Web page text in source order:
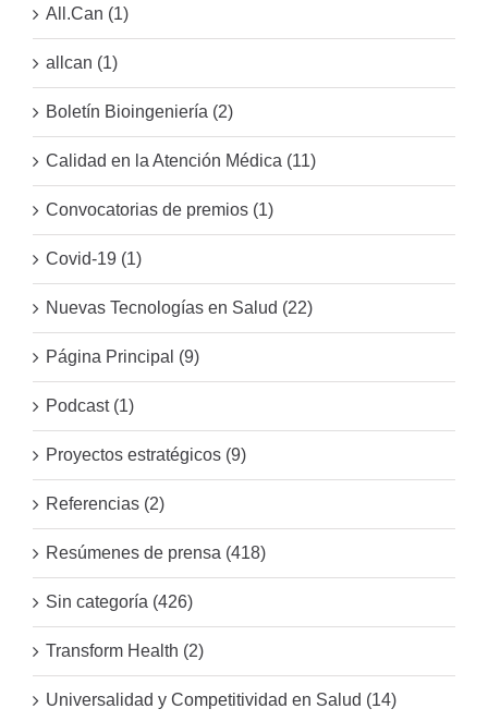
All.Can (1)
allcan (1)
Boletín Bioingeniería (2)
Calidad en la Atención Médica (11)
Convocatorias de premios (1)
Covid-19 (1)
Nuevas Tecnologías en Salud (22)
Página Principal (9)
Podcast (1)
Proyectos estratégicos (9)
Referencias (2)
Resúmenes de prensa (418)
Sin categoría (426)
Transform Health (2)
Universalidad y Competitividad en Salud (14)